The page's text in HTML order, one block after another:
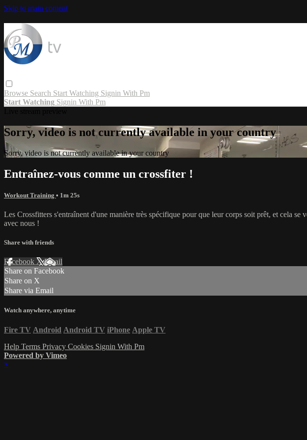
Skip to main content
Browse Search Start Watching Signin With Pm
Start Watching Signin With Pm
Sorry, video is not currently available in your country
Sorry, video is not currently available in your country
Entraînez-vous comme un crossfiter !
Workout Training • 1m 25s
Les Crossfitters s'entraînent d'une manière très spécifique pour que leur corps soit prêt, et cela
avec nous !
Share with friends
Facebook XEmail
Share on Facebook
Share on X
Share via Email
Watch anywhere, anytime
Fire TV Android Android TV iPhone Apple TV
Help Terms Privacy Cookies Signin With Pm
Powered by Vimeo
×